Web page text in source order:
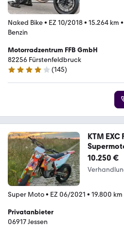
Naked Bike• EZ 10/2018• 15.264 km •
Benzin
Motorradzentrum FFB GmbH
82256 Fürstenfeldbruck
4 Sterne
(145)
KTM
10.250 €
Super Moto• EZ 06/2021 • 19.800 km
Privatanbieter
06917 Jessen